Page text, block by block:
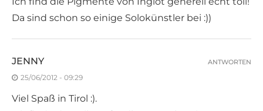
Da sind schon so einige Solokünstler bei :))
JENNY
25/06/2012 - 09:29
Viel Spaß in Tirol :).
ANTWORTEN